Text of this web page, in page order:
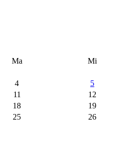
Ma Mi
4
5
11
12
18
19
25
26